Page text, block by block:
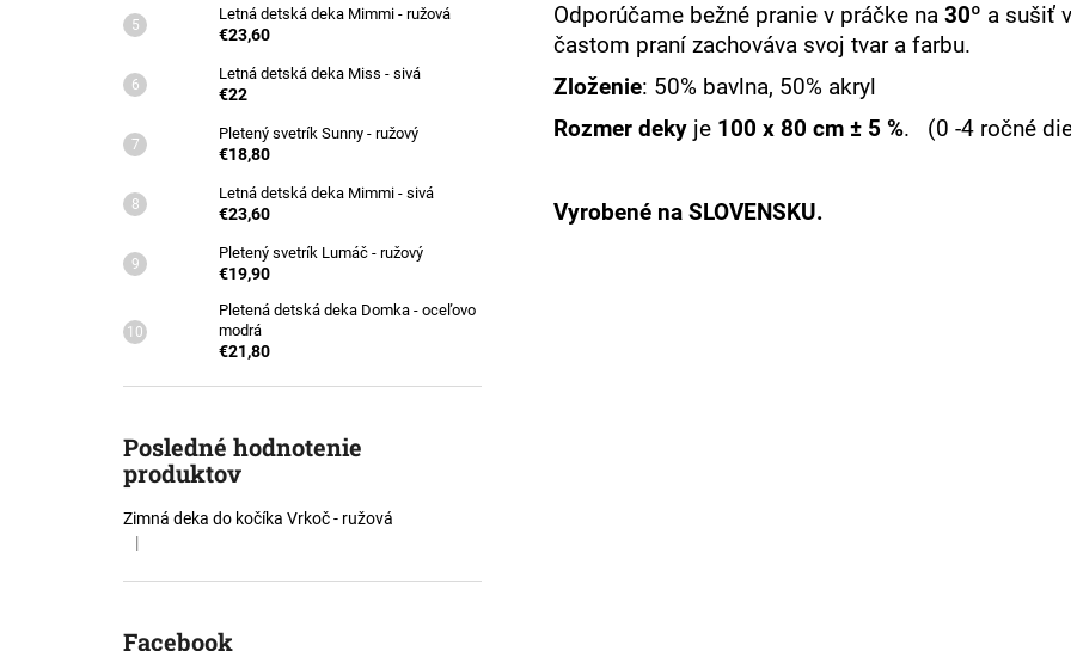
Letná detská deka Mimmi - ružová
€23,60
Letná detská deka Miss - sivá
€22
Pletený svetrík Sunny - ružový
€18,80
Letná detská deka Mimmi - sivá
€23,60
Pletený svetrík Lumáč - ružový
€19,90
Pletená detská deka Domka - oceľovo
modrá
€21,80
Posledné hodnotenie
produktov
Zimná deka do kočíka Vrkoč - ružová
Hodnotenie produktu je 5 z 5 hviezdičiek.
|
Facebook
Odporúčame bežné pranie v práčke na 30º a sušiť
častom praní zachováva svoj tvar a farbu.
Zloženie: 50% bavlna, 50% akryl
Rozmer deky je 100 x 80 cm ± 5 %. (0 -4 ročné
Vyrobené na SLOVENSKU.